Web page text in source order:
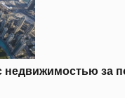
недвижимостью за